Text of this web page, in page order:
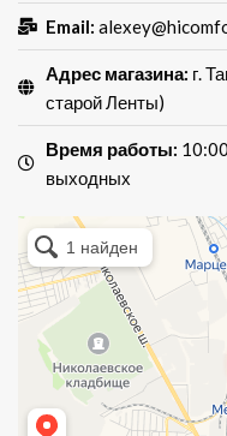
Email:
Адрес магазина: г.
старой Ленты)
Время работы:
выходных
Хай Комфорт
Магазин мебели в Таганроге
Мебель для кухни в Таганроге